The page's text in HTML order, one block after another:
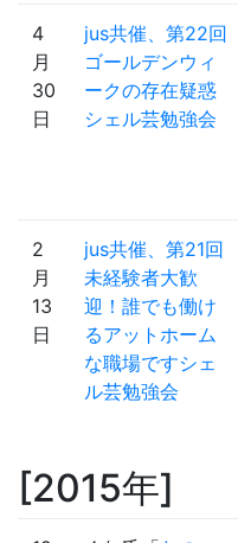
4
月
30
日
jus共催、第22回
ゴールデンウィ
ークの存在疑惑
シェル芸勉強会
2
月
13
日
jus共催、第21回
未経験者大歓
迎！誰でも働け
るアットホーム
な職場ですシェ
ル芸勉強会
2015年